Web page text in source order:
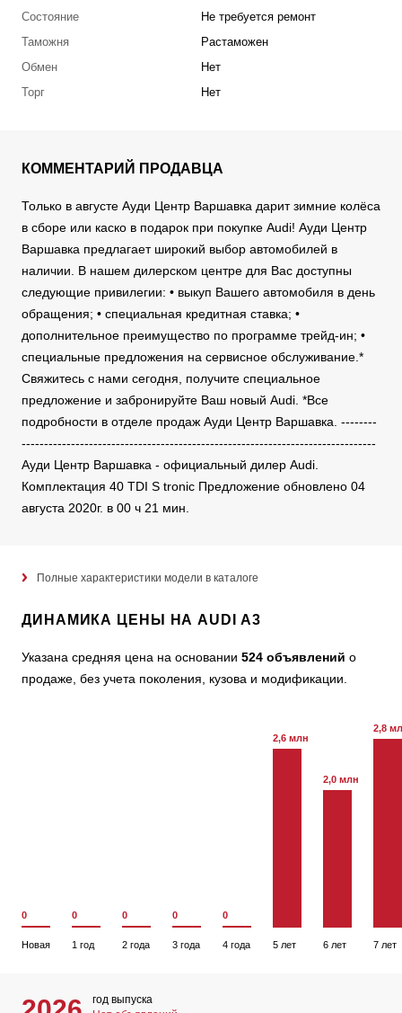
Состояние
Не требуется ремонт
Таможня
Растаможен
Обмен
Нет
Торг
Нет
КОММЕНТАРИЙ ПРОДАВЦА
Только в августе Ауди Центр Варшавка дарит зимние колёса
в сборе или каско в подарок при покупке Audi! Ауди Центр
Варшавка предлагает широкий выбор автомобилей в
наличии. В нашем дилерском центре для Вас доступны
следующие привилегии: • выкуп Вашего автомобиля в день
обращения; • специальная кредитная ставка; •
дополнительное преимущество по программе трейд-ин; •
специальные предложения на сервисное обслуживание.*
Свяжитесь с нами сегодня, получите специальное
предложение и забронируйте Ваш новый Audi. *Все
подробности в отделе продаж Ауди Центр Варшавка. --------
-------------------------------------------------------------------------------
Ауди Центр Варшавка - официальный дилер Audi.
Комплектация 40 TDI S tronic Предложение обновлено 04
августа 2020г. в 00 ч 21 мин.
Полные характеристики модели в каталоге
ДИНАМИКА ЦЕНЫ НА AUDI A3
Указана средняя цена на основании 524 объявлений о
продаже, без учета поколения, кузова и модификации.
0
Новая
0
1 год
0
2 года
0
3 года
0
4 года
2,6 млн
5 лет
2,0 млн
6 лет
2,8
7 лет
год выпуска